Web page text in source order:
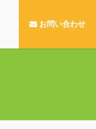
お問い合わせ